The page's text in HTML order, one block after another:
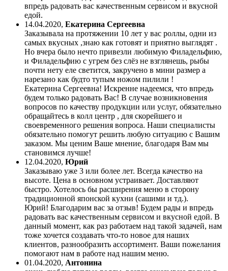
впредь радовать вас качественным сервисом и вкусной
едой.
14.04.2020, Екатерина Сергеевна
Заказывала на протяжении 10 лет у вас роллы, одни из
самых вкусных ,знаю как готовят и приятно выглядят .
Но вчера было нечто привезли любимую Филадельфию,
и Филадельфию с угрем без слёз не взглянешь, рыбы
почти нету еле светится, закручено в мини размер а
нарезано как будто тупым ножом пилили !
Екатерина Сергеевна! Искренне надеемся, что впредь
будем только радовать Вас! В случае возникновения
вопросов по качеству продукции или услуг, обязательно
обращайтесь в колл центр , для скорейшего и
своевременного решения вопроса. Наши специалисты
обязательно помогут решить любую ситуацию с Вашим
заказом. Мы ценим Ваше мнение, благодаря Вам мы
становимся лучше!
12.04.2020, Юрий
Заказываю уже 3 или более лет. Всегда качество на
высоте. Цена в основном устраивает. Доставляют
быстро. Хотелось бы расширения меню в сторону
традиционной японской кухни (сашими и тд.).
Юрий! Благодарим вас за отзыв! Будем рады и впредь
радовать вас качественным сервисом и вкусной едой. В
данный момент, как раз работаем над такой задачей, нам
тоже хочется создавать что-то новое для наших
клиентов, разнообразить ассортимент. Ваши пожелания
помогают нам в работе над нашим меню.
01.04.2020, Антонина